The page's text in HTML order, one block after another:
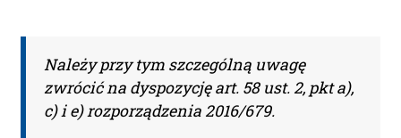
Należy przy tym szczególną uwagę
zwrócić na dyspozycję art. 58 ust. 2, pkt a),
c) i e) rozporządzenia 2016/679.